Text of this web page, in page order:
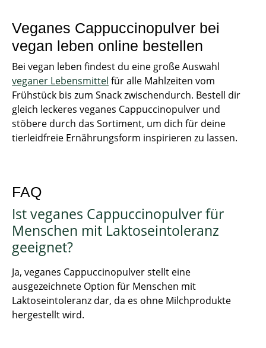
Veganes Cappuccinopulver bei
vegan leben online bestellen
Bei vegan leben findest du eine große Auswahl
veganer Lebensmittel für alle Mahlzeiten vom
Frühstück bis zum Snack zwischendurch. Bestell dir
gleich leckeres veganes Cappuccinopulver und
stöbere durch das Sortiment, um dich für deine
tierleidfreie Ernährungsform inspirieren zu lassen.
FAQ
Ist veganes Cappuccinopulver für
Menschen mit Laktoseintoleranz
geeignet?
Ja, veganes Cappuccinopulver stellt eine
ausgezeichnete Option für Menschen mit
Laktoseintoleranz dar, da es ohne Milchprodukte
hergestellt wird.